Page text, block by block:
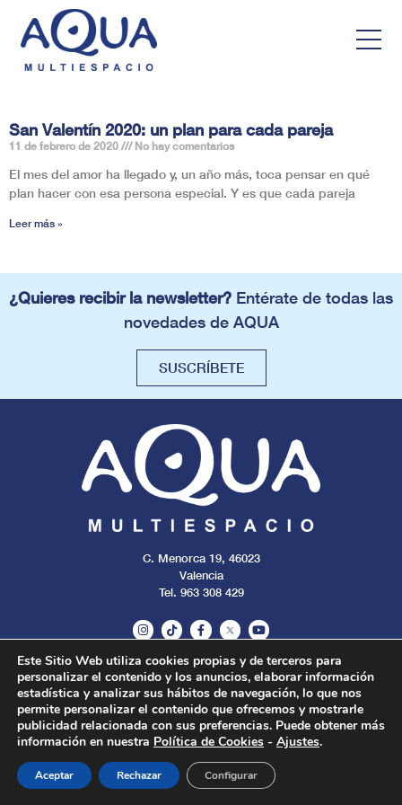
San Valentín 2020: un plan para cada pareja
11 de febrero de 2020 No hay comentarios
El mes del amor ha llegado y, un año más, toca pensar en qué
plan hacer con esa persona especial. Y es que cada pareja
Leer más »
¿Quieres recibir la newsletter? Entérate de todas las
novedades de AQUA
SUSCRÍBETE
C. Menorca 19, 46023
Valencia
Tel. 963 308 429
Todos los derechos reservados. 2024.
Aviso legal Cookies Privacidad
Este Sitio Web utiliza cookies propias y de terceros para
personalizar el contenido y los anuncios, elaborar información
estadística y analizar sus hábitos de navegación, lo que nos
permite personalizar el contenido que ofrecemos y mostrarle
publicidad relacionada con sus preferencias. Puede obtener más
información en nuestra Política de Cookies - Ajustes.
Aceptar Rechazar Configurar